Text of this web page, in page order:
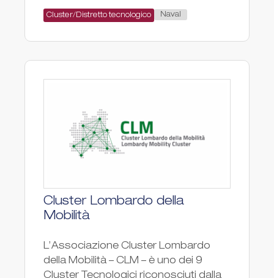
Cluster/Distretto tecnologico Naval
Cluster Lombardo della
Mobilità
L’Associazione Cluster Lombardo
della Mobilità – CLM – è uno dei 9